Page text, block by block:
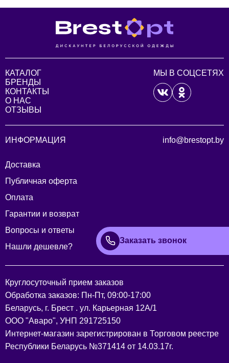
КАТАЛОГ
БРЕНДЫ
КОНТАКТЫ
О НАС
ОТЗЫВЫ
МЫ В СОЦСЕТЯХ
ИНФОРМАЦИЯ
Доставка
Публичная оферта
Оплата
Гарантии и возврат
Вопросы и ответы
Нашли дешевле?
info@brestopt.by
Заказать звонок
Круглосуточный прием заказов
Обработка заказов: Пн-Пт, 09:00-17:00
Беларусь, г. Брест . ул. Карьерная 12А/1
ООО "Аваро", УНП 291725150
Интернет-магазин зарегистрирован в Торговом реестре
Республики Беларусь №371414 от 14.03.17г.